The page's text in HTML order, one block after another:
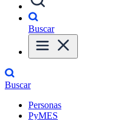
Buscar
Buscar
Personas
PyMES